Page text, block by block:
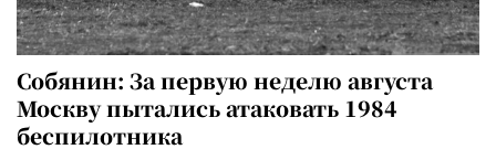
Собянин: За первую неделю августа
Москву пытались атаковать 1984
беспилотника